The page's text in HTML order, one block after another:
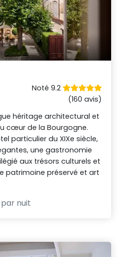
Noté 9.2
(160 avis)
héritage architectural et
cœur de la Bourgogne.
particulier du XIXe siècle,
une gastronomie
aux trésors culturels et
patrimoine préservé et art
par nuit